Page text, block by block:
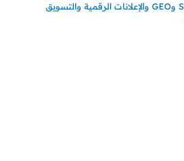
الذكاء الاصطناعي وجوجل SEO وGEO والإعلانات الرقمية والتسويق